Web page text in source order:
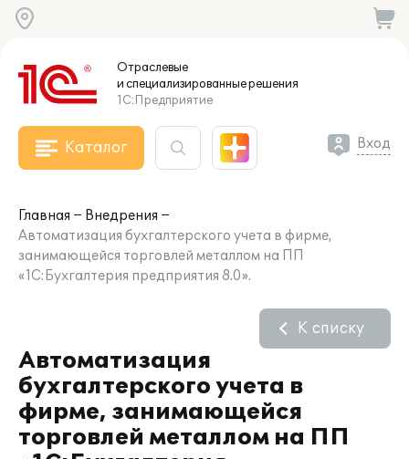
Отраслевые
и специализированныерешения
1С:Предприятие
Каталог Вход
Главная
Внедрения
Автоматизация бухгалтерского учета в фирме,
занимающейся торговлей металлом на ПП
«1С:Бухгалтерия предприятия 8.0».
Автоматизация
бухгалтерского учета в
фирме, занимающейся
торговлей металлом на ПП
К списку